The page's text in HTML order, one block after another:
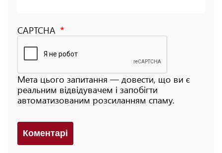
CAPTCHA
Мета цього запитання — довести, що ви є
реальним відвідувачем і запобігти
автоматизованим розсиланням спаму.
Коментарi